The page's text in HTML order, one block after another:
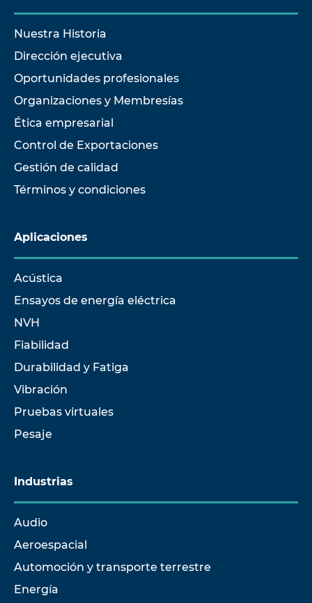
Nuestra Historia
Dirección ejecutiva
Oportunidades profesionales
Organizaciones y Membresías
Ética empresarial
Control de Exportaciones
Gestión de calidad
Términos y condiciones
Aplicaciones
Acústica
Ensayos de energía eléctrica
NVH
Fiabilidad
Durabilidad y Fatiga
Vibración
Pruebas virtuales
Pesaje
Industrias
Audio
Aeroespacial
Automoción y transporte terrestre
Energía